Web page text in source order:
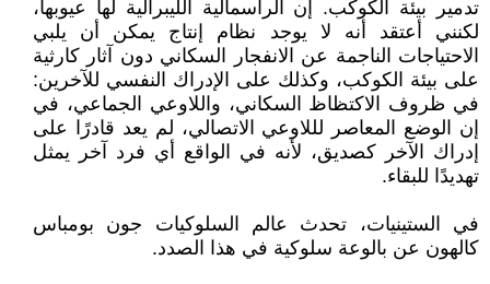
تدمير بيئة الكوكب. إن الرأسمالية الليبرالية لها عيوبها،
لكنني أعتقد أنه لا يوجد نظام إنتاج يمكن أن يلبي
الاحتياجات الناجمة عن الانفجار السكاني دون آثار كارثية
على بيئة الكوكب، وكذلك على الإدراك النفسي للآخرين:
في ظروف الاكتظاظ السكاني، واللاوعي الجماعي، في
إن الوضع المعاصر لللاوعي الاتصالي، لم يعد قادرًا على
إدراك الآخر كصديق، لأنه في الواقع أي فرد آخر يمثل
تهديدًا للبقاء.
في الستينيات، تحدث عالم السلوكيات جون بومباس
كالهون عن بالوعة سلوكية في هذا الصدد.